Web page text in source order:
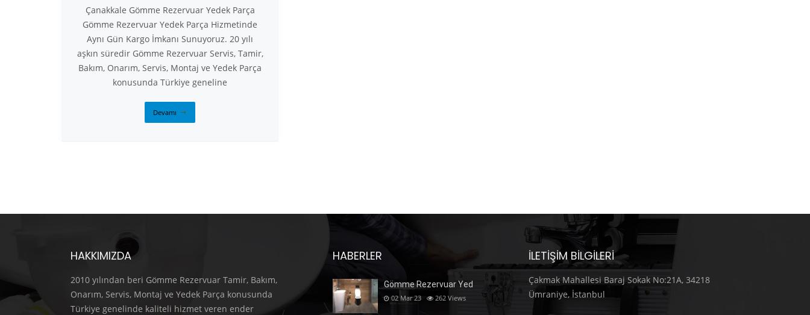
Çanakkale Gömme Rezervuar Yedek Parça
Gömme Rezervuar Yedek Parça Hizmetinde
Aynı Gün Kargo İmkanı Sunuyoruz. 20 yılı
aşkın süredir Gömme Rezervuar Servis, Tamir,
Bakım, Onarım, Servis, Montaj ve Yedek Parça
konusunda Türkiye geneline
Devamı
HAKKIMIZDA
2010 yılından beri Gömme Rezervuar Tamir, Bakım,
Onarım, Servis, Montaj ve Yedek Parça konusunda
Türkiye genelinde kaliteli hizmet veren ender
HABERLER
Gömme Rezervuar Yed
02 Mar 23 262 Views
İLETIŞIM BILGILERI
Çakmak Mahallesi Baraj Sokak No:21A, 34218
Ümraniye, İstanbul